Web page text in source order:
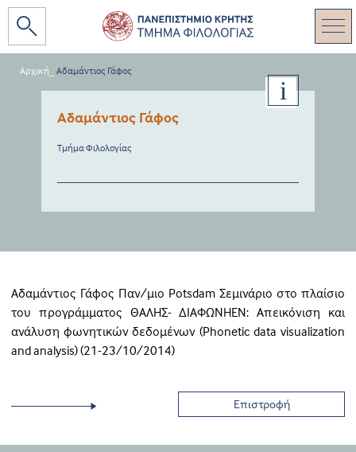
Αρχική Αδαμάντιος Γάφος
Αδαμάντιος Γάφος Παν/μιο Potsdam Σεμινάριο στο πλαίσιο
του προγράμματος ΘΑΛΗΣ- ΔΙΑΦΩΝΗΕΝ: Aπεικόνιση και
ανάλυση φωνητικών δεδομένων (Ρhonetic data visualization
and analysis) (21-23/10/2014)
Επιστροφή
Αδαμάντιος Γάφος
Τμήμα Φιλολογίας